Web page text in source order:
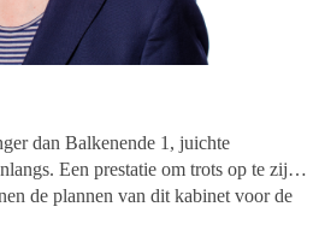
dan Balkenende 1, juichte
Een prestatie om trots op te zijn
de plannen van dit kabinet voor de